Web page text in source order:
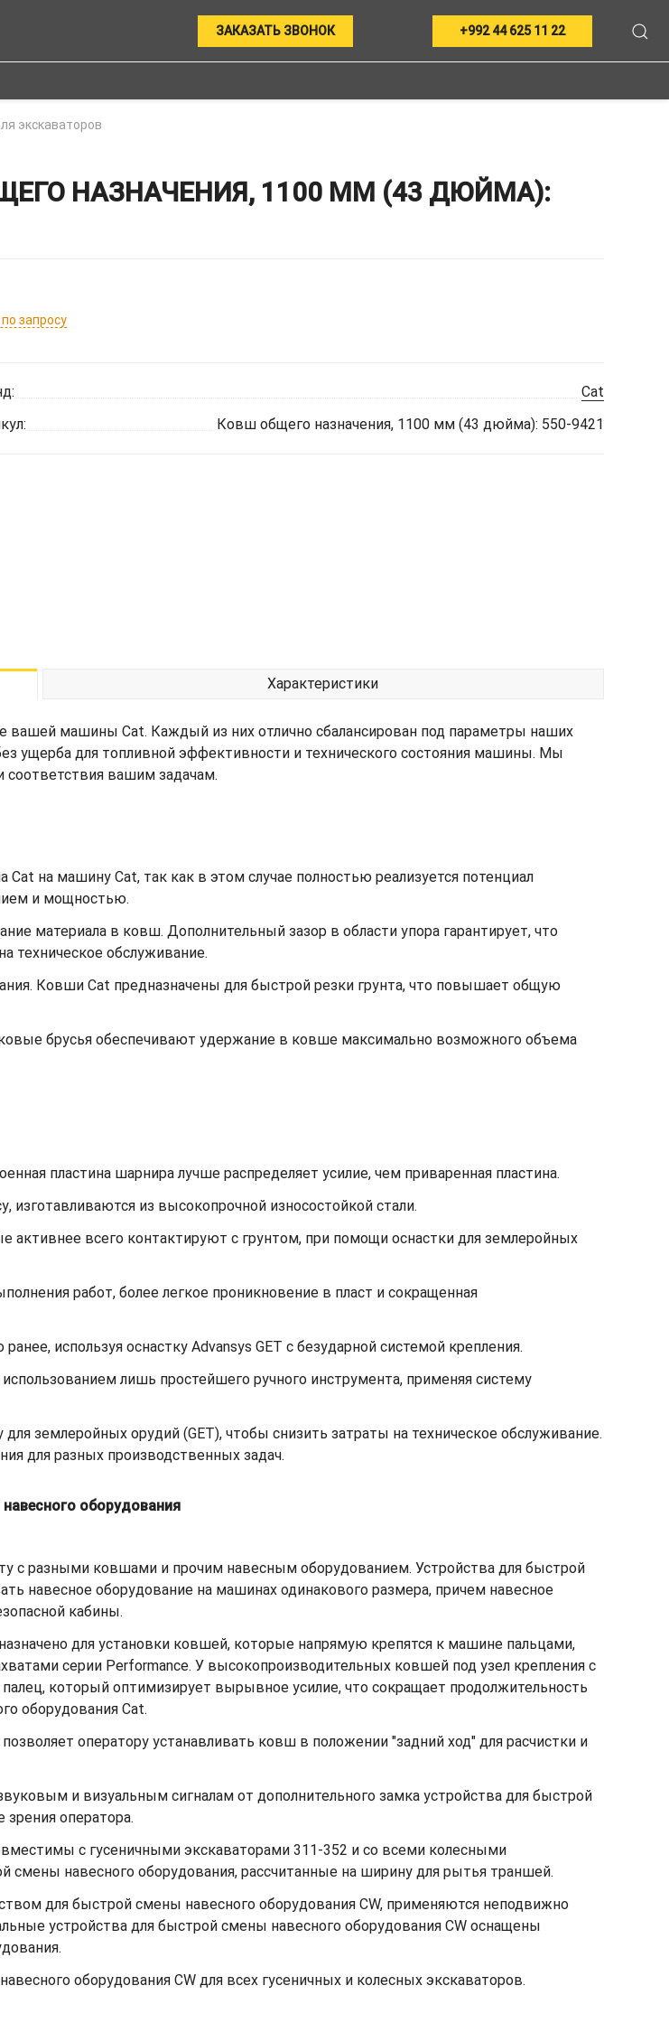
ЗАКАЗАТЬ ЗВОНОК +992 44 625 11 22
экскаваторов
НАЗНАЧЕНИЯ, 1100 ММ (43 ДЮЙМА):
запросу
Cat
Ковш общего назначения, 1100 мм (43 дюйма): 550-9421
Характеристики
вашей машины Cat. Каждый из них отлично сбалансирован под параметры наших
ущерба для топливной эффективности и технического состояния машины. Мы
соответствия вашим задачам.
на машину Cat, так как в этом случае полностью реализуется потенциал
и мощностью.
материала в ковш. Дополнительный зазор в области упора гарантирует, что
техническое обслуживание.
Ковши Cat предназначены для быстрой резки грунта, что повышает общую
брусья обеспечивают удержание в ковше максимально возможного объема
пластина шарнира лучше распределяет усилие, чем приваренная пластина.
из высокопрочной износостойкой стали.
всего контактируют с грунтом, при помощи оснастки для землеройных
работ, более легкое проникновение в пласт и сокращенная
используя оснастку Advansys GET с безударной системой крепления.
лишь простейшего ручного инструмента, применяя систему
землеройных орудий (GET), чтобы снизить затраты на техническое обслуживание.
для разных производственных задач.
оборудования
с разными ковшами и прочим навесным оборудованием. Устройства для быстрой
навесное оборудование на машинах одинакового размера, причем навесное
кабины.
для установки ковшей, которые напрямую крепятся к машине пальцами,
серии Performance. У высокопроизводительных ковшей под узел крепления с
который оптимизирует вырывное усилие, что сокращает продолжительность
оборудования Cat.
оператору устанавливать ковш в положении "задний ход" для расчистки и
и визуальным сигналам от дополнительного замка устройства для быстрой
оператора.
с гусеничными экскаваторами 311-352 и со всеми колесными
смены навесного оборудования, рассчитанные на ширину для рытья траншей.
для быстрой смены навесного оборудования CW, применяются неподвижно
устройства для быстрой смены навесного оборудования CW оснащены
оборудования CW для всех гусеничных и колесных экскаваторов.